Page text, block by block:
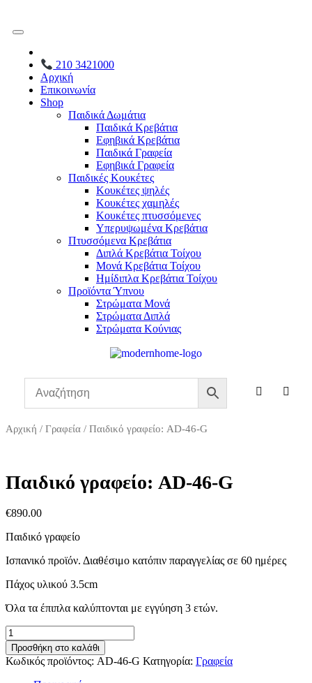
210 3421000
Αρχική
Επικοινωνία
Shop
Παιδικά Δωμάτια
Παιδικά Κρεβάτια
Εφηβικά Κρεβάτια
Παιδικά Γραφεία
Εφηβικά Γραφεία
Παιδικές Κουκέτες
Κουκέτες ψηλές
Κουκέτες χαμηλές
Κουκέτες πτυσσόμενες
Υπερυψωμένα Κρεβάτια
Πτυσσόμενα Κρεβάτια
Διπλά Κρεβάτια Τοίχου
Μονά Κρεβάτια Τοίχου
Ημίδιπλα Κρεβάτια Τοίχου
Προϊόντα Ύπνου
Στρώματα Μονά
Στρώματα Διπλά
Στρώματα Κούνιας
Αρχική / Γραφεία / Παιδικό γραφείο: AD-46-G
Παιδικό γραφείο: AD-46-G
€890.00
Παιδικό γραφείο
Ισπανικό προϊόν. Διαθέσιμο κατόπιν παραγγελίας
Πάχος υλικού 3.5cm
Όλα τα έπιπλα καλύπτονται με εγγύηση 3 ετών.
Προσθήκη στο καλάθι
Κωδικός προϊόντος: AD-46-G Κατηγορία: Γραφεία